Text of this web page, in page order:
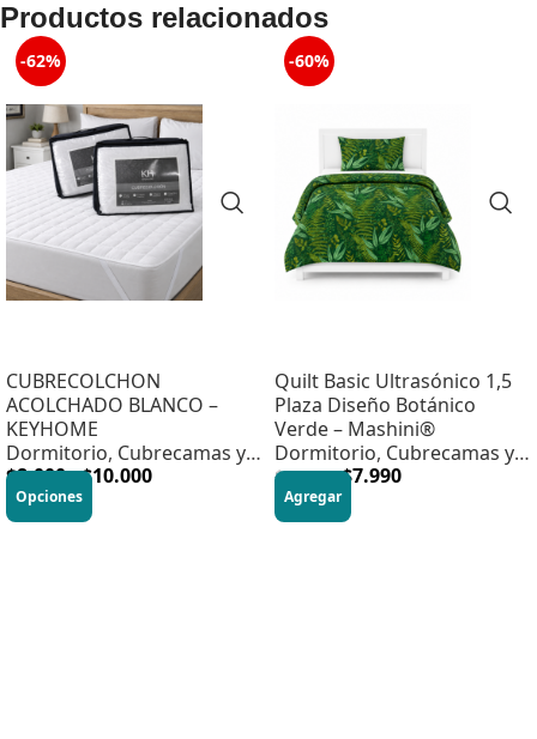
Productos relacionados
-62%
CUBRECOLCHON
ACOLCHADO BLANCO –
KEYHOME
Dormitorio, Cubrecamas y
Quilts
$8.000-$10.000
Opciones
-60%
Quilt Basic Ultrasónico 1,5
Plaza Diseño Botánico
Verde – Mashini®
Dormitorio, Cubrecamas y
Quilts,HOME DORMITORIO
$19.990 $7.990
Agregar